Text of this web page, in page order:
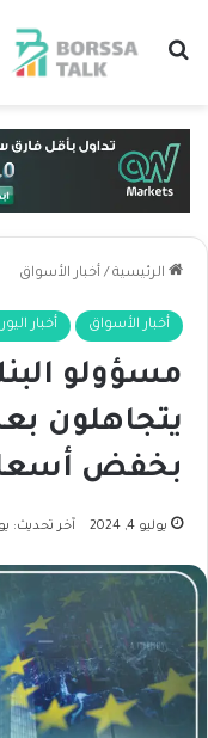
بحث عن
الرئيسية / أخبار الأسواق
أخبار الأسواق أخبار
مسؤولو
يتجاهلون
بخفض أسعار
يوليو 4, 2024 آخر تحديث: يوليو